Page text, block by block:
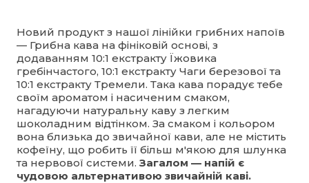
Новий продукт з нашої лінійки грибних напоїв
— Грибна кава на фініковій основі, з
додаванням 10:1 екстракту Їжовика
гребінчастого, 10:1 екстракту Чаги березової та
10:1 екстракту Тремели. Така кава порадує тебе
своїм ароматом і насиченим смаком,
нагадуючи натуральну каву з легким
шоколадним відтінком. За смаком і кольором
вона близька до звичайної кави, але не містить
кофеїну, що робить її більш м'якою для шлунка
та нервової системи. Загалом — напій є
чудовою альтернативою звичайній каві.